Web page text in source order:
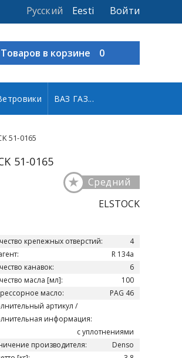
Войти
Eesti
Русский
Товаров в корзине 0
ВАЗ ГАЗ...
51-0165
51-0165
Средний
★
ELSTOCK
крепежных отверстий:
4
R 134a
канавок:
6
масла [мл]:
100
масло:
PAG 46
артикул /
информация:
с уплотнениями
производителя:
Denso